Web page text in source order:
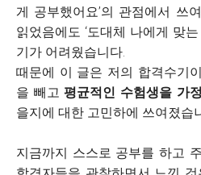
게 공부했어요’의 관점에서 쓰
읽었음에도 ‘도대체 나에게 맞
기가 어려웠습니다.
때문에 이 글은 저의 합격수기
을 빼고평균적인 수험생을 가정
을지에 대한 고민하에 쓰여졌습
지금까지 스스로 공부를 하고